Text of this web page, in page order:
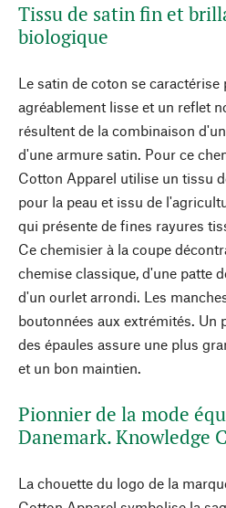
Tissu de satin fin et
biologique
Le satin de coton se caractérise
agréablement lisse et un reflet
résultent de la combinaison
d'une armure satin. Pour ce
Cotton Apparel utilise un tissu
pour la peau et issu de
qui présente de fines rayures
Ce chemisier à la coupe
chemise classique, d'une patte
d'un ourlet arrondi. Les
boutonnées aux extrémités. Un
des épaules assure une plus
et un bon maintien.
Pionnier de la mode
Danemark. Knowledge
La chouette du logo de la